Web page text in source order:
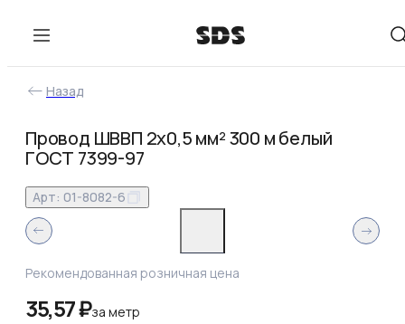
Назад
Провод ШВВП 2х0,5 мм² 300 м белый
ГОСТ 7399-97
Арт: 01-8082-6
Рекомендованная розничная цена
35,57 ₽за метр